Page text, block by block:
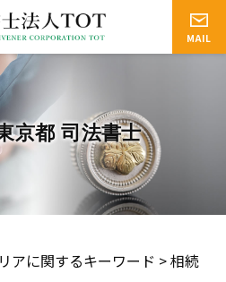
京都 司法書士
アに関するキーワード >相続